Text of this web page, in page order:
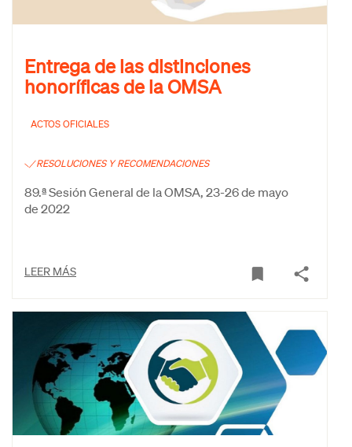
Entrega de las distinciones
honoríficas de la OMSA
ACTOS OFICIALES
RESOLUCIONES Y RECOMENDACIONES
89.ª Sesión General de la OMSA, 23-26 de mayo
de 2022
LEER MÁS